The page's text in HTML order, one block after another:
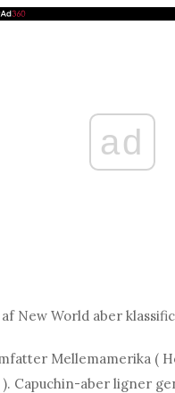
ad
​​New World aber
Mellemamerika (
). Capuchin-aber ligner